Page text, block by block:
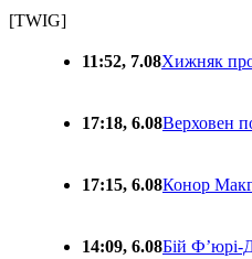
[TWIG]
11:52, 7.08Хижняк
17:18, 6.08Верховен
17:15, 6.08Конор
14:09, 6.08Бій Ф’юрі-